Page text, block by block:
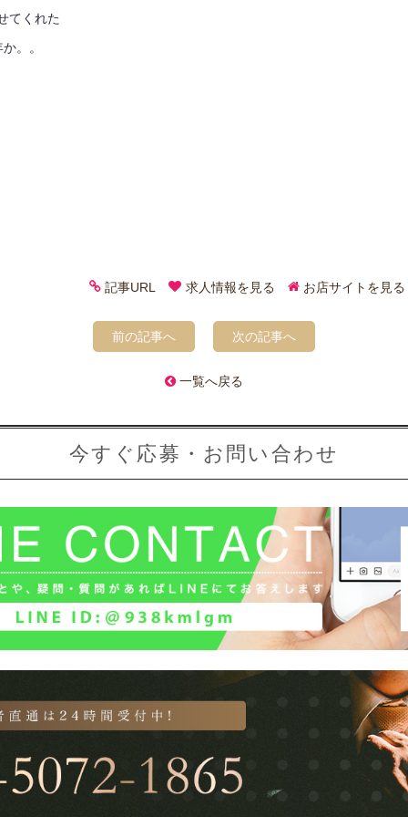
てくれた
。。
記事URL 求人情報を見る お店サイトを見る
前の記事へ 次の記事へ
一覧へ戻る
今すぐ応募・お問い合わせ